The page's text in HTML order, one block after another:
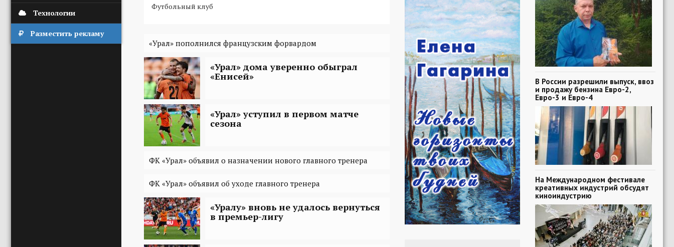
Технологии
Разместить рекламу
Футбольный клуб
«Урал» пополнился французским форвардом
«Урал» дома уверенно обыграл
«Енисей»
«Урал» уступил в первом матче
сезона
ФК «Урал» объявил о назначении нового главного тренера
ФК «Урал» объявил об уходе главного тренера
«Уралу» вновь не удалось вернуться
в премьер-лигу
В России разрешили выпуск, ввоз
и продажу бензина Евро-2,
Евро-3 и Евро-4
На Международном фестивале
креативных индустрий обсудят
киноиндустрию